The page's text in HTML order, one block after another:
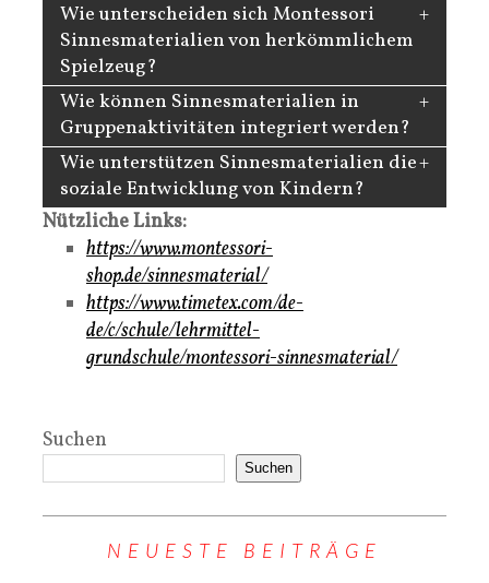
Wie unterscheiden sich Montessori
Sinnesmaterialien von herkömmlichem
Spielzeug?
Wie können Sinnesmaterialien in
Gruppenaktivitäten integriert werden?
Wie unterstützen Sinnesmaterialien die
soziale Entwicklung von Kindern?
Nützliche Links:
https://www.montessori-
shop.de/sinnesmaterial/
https://www.timetex.com/de-
de/c/schule/lehrmittel-
grundschule/montessori-sinnesmaterial/
Suchen
Suchen
NEUESTE BEITRÄGE